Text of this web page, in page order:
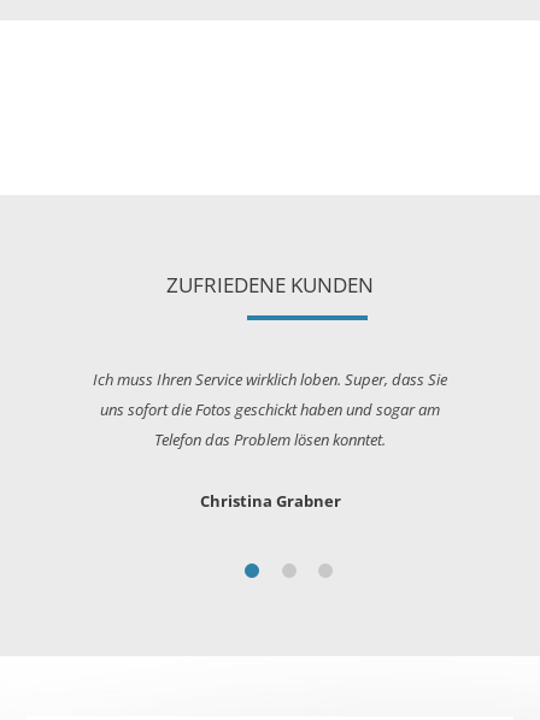
ZUFRIEDENE KUNDEN
Ich muss Ihren Service wirklich loben. Super, dass Sie
uns sofort die Fotos geschickt haben und sogar am
Telefon das Problem lösen konntet.
Christina Grabner